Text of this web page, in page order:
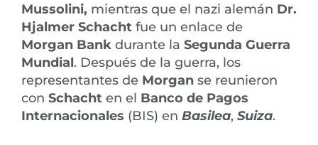
Mussolini, mientras que el nazi alemán Dr.
Hjalmer Schacht fue un enlace de
Morgan Bank durante la Segunda Guerra
Mundial. Después de la guerra, los
representantes de Morgan se reunieron
con Schacht en el Banco de Pagos
Internacionales (BIS) en Basilea, Suiza.